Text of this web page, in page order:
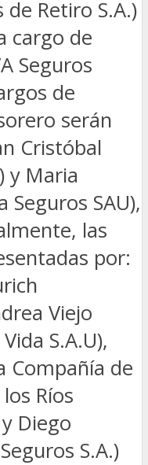
Retiro S.A.)
cargo de
Seguros
de
serán
Cristóbal
y Maria
Seguros SAU),
las
por:
Viejo
S.A.U),
Compañía de
Ríos
Diego
S.A.)